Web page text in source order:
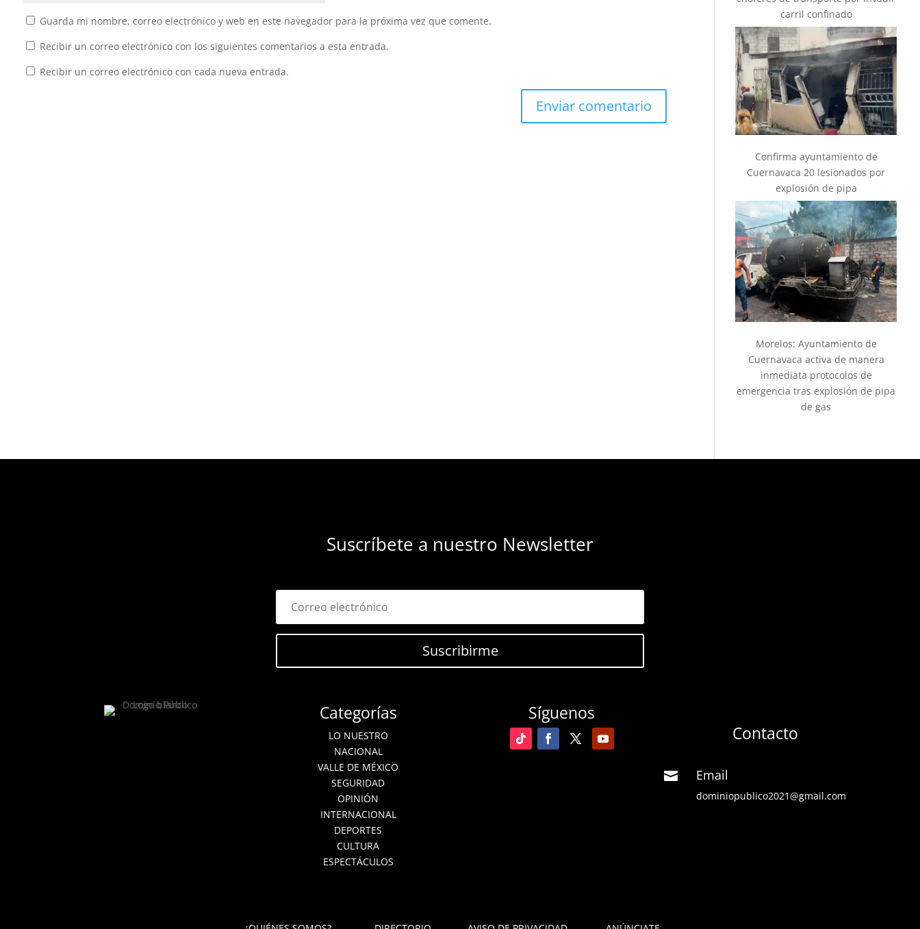
Guarda mi nombre, correo electrónico y web en este navegador para la próxima vez que comente.
Recibir un correo electrónico con los siguientes comentarios a esta entrada.
Recibir un correo electrónico con cada nueva entrada.
carril confinado
Confirma ayuntamiento de
Cuernavaca 20 lesionados por
explosión de pipa
Morelos: Ayuntamiento de
Cuernavaca activa de manera
inmediata protocolos de
emergencia tras explosión de pipa
de gas
Suscríbete a nuestro Newsletter
Suscribirme
Categorías
LO NUESTRO
NACIONAL
VALLE DE MÉXICO
SEGURIDAD
OPINIÓN
INTERNACIONAL
DEPORTES
CULTURA
ESPECTÁCULOS
Síguenos
Contacto
 Email
dominiopublico2021@gmail.com